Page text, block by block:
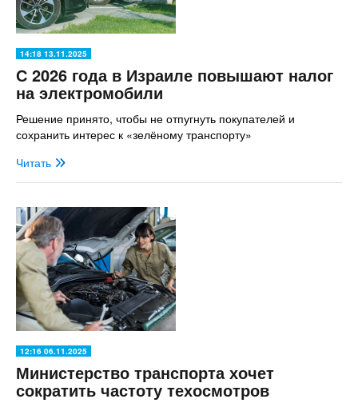
14:18 13.11.2025
С 2026 года в Израиле повышают налог
на электромобили
Решение принято, чтобы не отпугнуть покупателей и
сохранить интерес к «зелёному транспорту»
Читать
12:16 06.11.2025
Министерство транспорта хочет
сократить частоту техосмотров